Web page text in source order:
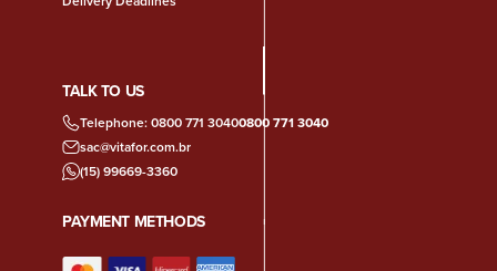
TALK TO US
Telephone: 0800 771 30400800 771 3040
sac@vitafor.com.br
(15) 99669-3360
PAYMENT METHODS